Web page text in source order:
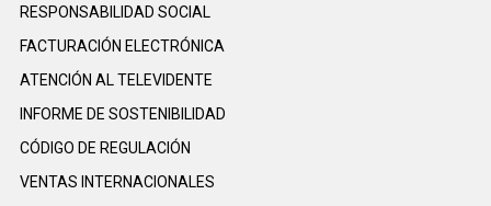
RESPONSABILIDAD SOCIAL
FACTURACIÓN ELECTRÓNICA
ATENCIÓN AL TELEVIDENTE
INFORME DE SOSTENIBILIDAD
CÓDIGO DE REGULACIÓN
VENTAS INTERNACIONALES